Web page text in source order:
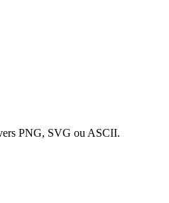
PNG, SVG ou ASCII.